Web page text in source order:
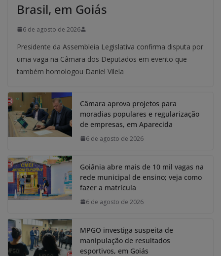
Brasil, em Goiás
6 de agosto de 2026
Presidente da Assembleia Legislativa confirma disputa por
uma vaga na Câmara dos Deputados em evento que
também homologou Daniel Vilela
Câmara aprova projetos para
moradias populares e regularização
de empresas, em Aparecida
6 de agosto de 2026
Goiânia abre mais de 10 mil vagas na
rede municipal de ensino; veja como
fazer a matrícula
6 de agosto de 2026
MPGO investiga suspeita de
manipulação de resultados
esportivos, em Goiás